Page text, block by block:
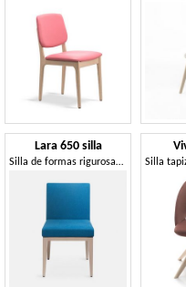
Lara 650 silla
Silla de formas rigurosas, con acolchado suave.